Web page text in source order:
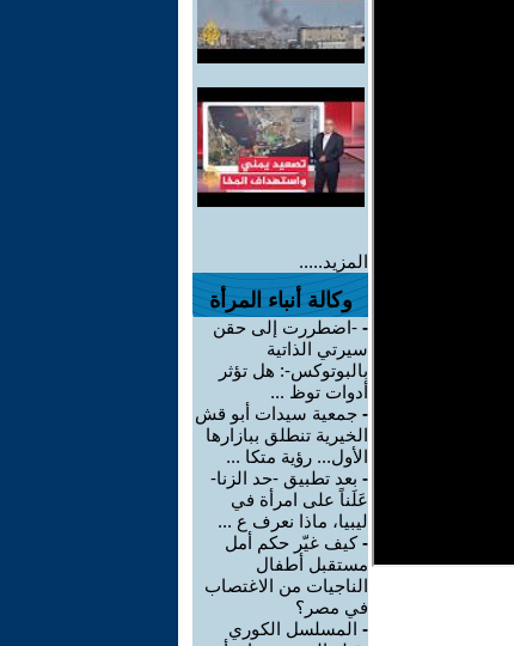
المزيد.....
وكالة أنباء المرأة
- -اضطررت إلى حقن
سيرتي الذاتية
بالبوتوكس-: هل تؤثر
أدوات توظ ...
- جمعية سيدات أبو قش
الخيرية تنطلق ببازارها
الأول... رؤية متكا ...
- بعد تطبيق -حد الزنا-
عَلَناً على امرأة في
ليبيا، ماذا نعرف ع ...
-كيف غيّر حكم أمل
مستقبل أطفال
الناجيات من الاغتصاب
في مصر؟
- المسلسل الكوري